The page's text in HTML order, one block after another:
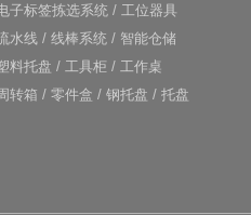
子标签拣选系统 / 工位器具
水线 / 线棒系统 / 智能仓储
料托盘 / 工具柜 / 工作桌
转箱 / 零件盒 / 钢托盘 / 托盘